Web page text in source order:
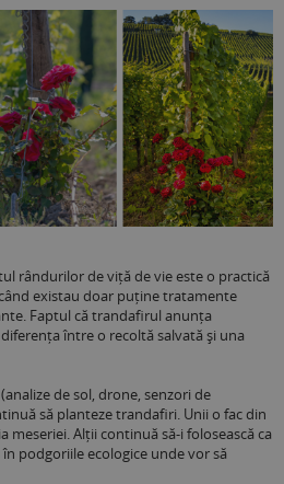
rândurilor de viță de vie este o practică
existau doar puține tratamente
Faptul că trandafirul anunța
între o recoltă salvată și una
de sol, drone, senzori de
să planteze trandafiri. Unii o fac din
Alții continuă să-i folosească ca
podgoriile ecologice unde vor să